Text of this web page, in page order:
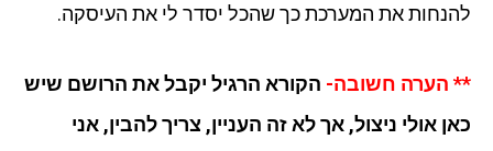
להנחות את המערכת כך שהכל יסדר לי את העיסקה.
** הערה חשובה- הקורא הרגיל יקבל את הרושם שיש
כאן אולי ניצול, אך לא זה העניין, צריך להבין, אני